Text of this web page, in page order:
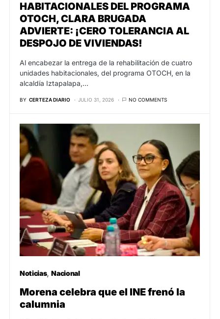
HABITACIONALES DEL PROGRAMA
OTOCH, CLARA BRUGADA
ADVIERTE: ¡CERO TOLERANCIA AL
DESPOJO DE VIVIENDAS!
Al encabezar la entrega de la rehabilitación de cuatro
unidades habitacionales, del programa OTOCH, en la
alcaldía Iztapalapa,…
BY CERTEZA DIARIO JULIO 31, 2026 NO COMMENTS
Noticias Nacional
Morena celebra que el INE frenó la
calumnia